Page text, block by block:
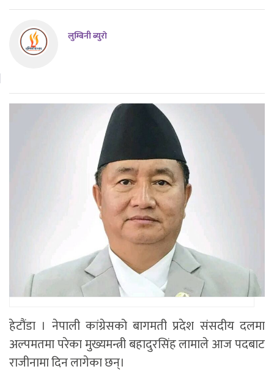
लुम्बिनी ब्युराे
हेटौंडा । नेपाली कांग्रेसको बागमती प्रदेश संसदीय दलमा
अल्पमतमा परेका मुख्यमन्त्री बहादुरसिंह लामाले आज पदबाट
राजीनामा दिन लागेका छन्।